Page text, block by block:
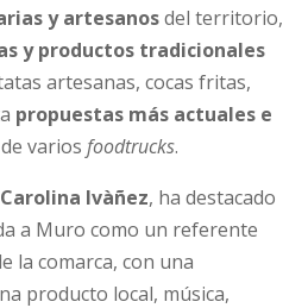
y artesanosdel territorio,
y productos tradicionales
artesanas, cocas fritas,
propuestas más actuales e
varios foodtrucks.
Carolina Ivàñez, ha destacado
a Muro como un referente
la comarca, con una
producto local, música,